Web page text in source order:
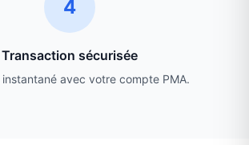
4
Transaction sécurisée
instantané avec votre compte PMA.